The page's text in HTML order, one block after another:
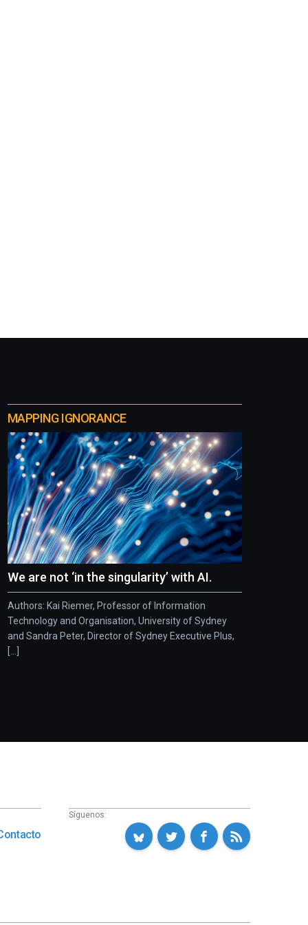
MAPPING IGNORANCE
We are not ‘in the singularity’ with AI.
Authors: Kai Riemer, Professor of Information
Technology and Organisation, University of Sydney
and Sandra Peter, Director of Sydney Executive Plus,
[...]
Síguenos: